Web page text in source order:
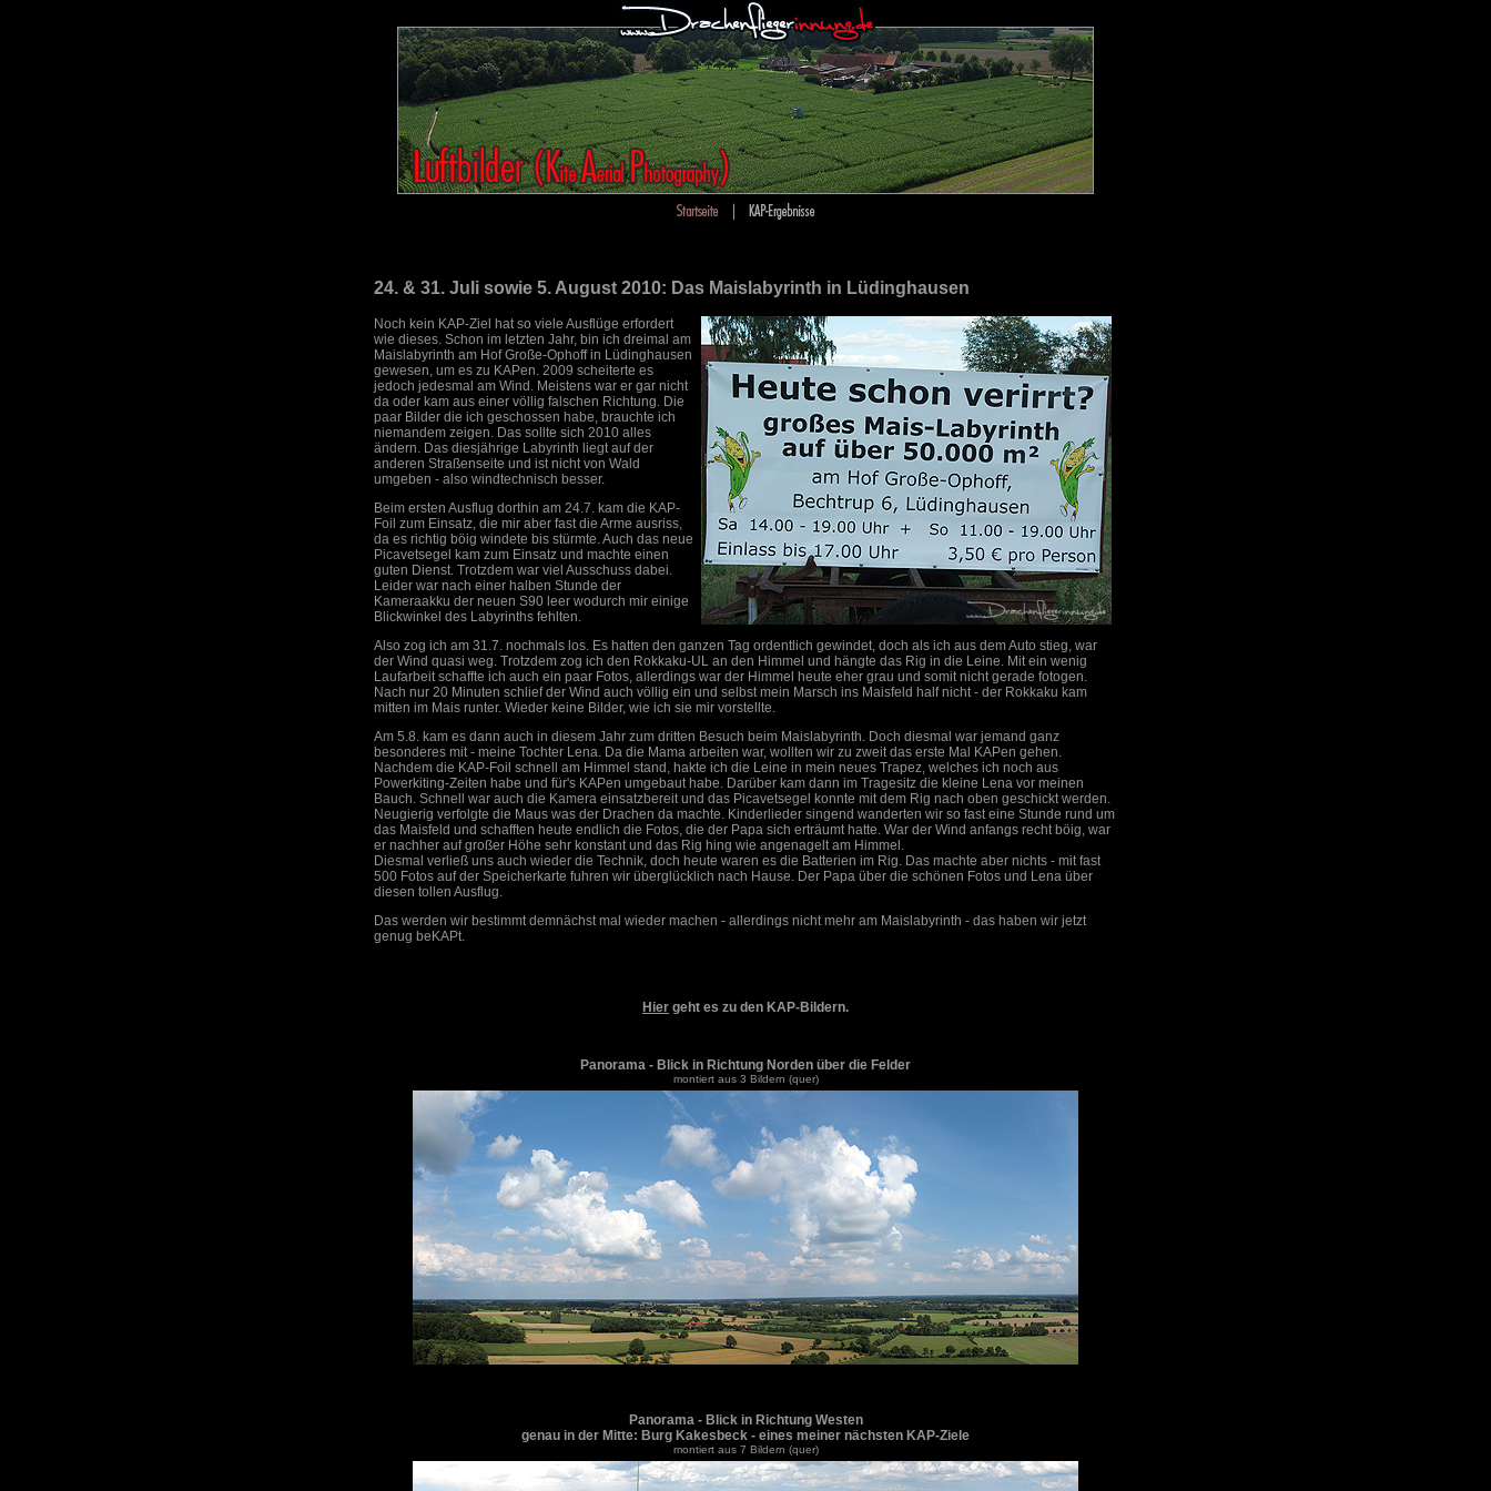
24. & 31. Juli sowie 5. August 2010: Das Maislabyrinth in Lüdinghausen
Noch kein KAP-Ziel hat so viele Ausflüge erfordert
wie dieses. Schon im letzten Jahr, bin ich dreimal am
Maislabyrinth am Hof Große-Ophoff in Lüdinghausen
gewesen, um es zu KAPen. 2009 scheiterte es
jedoch jedesmal am Wind. Meistens war er gar nicht
da oder kam aus einer völlig falschen Richtung. Die
paar Bilder die ich geschossen habe, brauchte ich
niemandem zeigen. Das sollte sich 2010 alles
ändern. Das diesjährige Labyrinth liegt auf der
anderen Straßenseite und ist nicht von Wald
umgeben - also windtechnisch besser.
Beim ersten Ausflug dorthin am 24.7. kam die KAP-
Foil zum Einsatz, die mir aber fast die Arme ausriss,
da es richtig böig windete bis stürmte. Auch das neue
Picavetsegel kam zum Einsatz und machte einen
guten Dienst. Trotzdem war viel Ausschuss dabei.
Leider war nach einer halben Stunde der
Kameraakku der neuen S90 leer wodurch mir einige
Blickwinkel des Labyrinths fehlten.
Also zog ich am 31.7. nochmals los. Es hatten den ganzen Tag ordentlich gewindet, doch als ich aus dem Auto stieg, war
der Wind quasi weg. Trotzdem zog ich den Rokkaku-UL an den Himmel und hängte das Rig in die Leine. Mit ein wenig
Laufarbeit schaffte ich auch ein paar Fotos, allerdings war der Himmel heute eher grau und somit nicht gerade fotogen.
Nach nur 20 Minuten schlief der Wind auch völlig ein und selbst mein Marsch ins Maisfeld half nicht - der Rokkaku kam
mitten im Mais runter. Wieder keine Bilder, wie ich sie mir vorstellte.
Am 5.8. kam es dann auch in diesem Jahr zum dritten Besuch beim Maislabyrinth. Doch diesmal war jemand ganz
besonderes mit - meine Tochter Lena. Da die Mama arbeiten war, wollten wir zu zweit das erste Mal KAPen gehen.
Nachdem die KAP-Foil schnell am Himmel stand, hakte ich die Leine in mein neues Trapez, welches ich noch aus
Powerkiting-Zeiten habe und für's KAPen umgebaut habe. Darüber kam dann im Tragesitz die kleine Lena vor meinen
Bauch. Schnell war auch die Kamera einsatzbereit und das Picavetsegel konnte mit dem Rig nach oben geschickt werden.
Neugierig verfolgte die Maus was der Drachen da machte. Kinderlieder singend wanderten wir so fast eine Stunde rund um
das Maisfeld und schafften heute endlich die Fotos, die der Papa sich erträumt hatte. War der Wind anfangs recht böig, war
er nachher auf großer Höhe sehr konstant und das Rig hing wie angenagelt am Himmel.
Diesmal verließ uns auch wieder die Technik, doch heute waren es die Batterien im Rig. Das machte aber nichts - mit fast
500 Fotos auf der Speicherkarte fuhren wir überglücklich nach Hause. Der Papa über die schönen Fotos und Lena über
diesen tollen Ausflug.
Das werden wir bestimmt demnächst mal wieder machen - allerdings nicht mehr am Maislabyrinth - das haben wir jetzt
genug beKAPt.
Hier geht es zu den KAP-Bildern.
Panorama - Blick in Richtung Norden über die Felder
montiert aus 3 Bildern (quer)
Panorama - Blick in Richtung Westen
genau in der Mitte: Burg Kakesbeck - eines meiner nächsten KAP-Ziele
montiert aus 7 Bildern (quer)